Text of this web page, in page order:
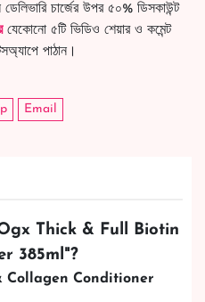
চার্জের উপর ৫০% ডিসকাউন্ট
যেকোনো ৫টি ভিডিও শেয়ার ও কমেন্ট
পাঠান।
Email
Thick & Full Biotin
385ml "?
Collagen Conditioner